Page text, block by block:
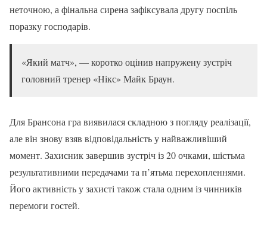
неточною, а фінальна сирена зафіксувала другу поспіль
поразку господарів.
«Який матч», — коротко оцінив напружену зустріч
головний тренер «Нікс» Майк Браун.
Для Брансона гра виявилася складною з погляду реалізації,
але він знову взяв відповідальність у найважливіший
момент. Захисник завершив зустріч із 20 очками, шістьма
результативними передачами та п’ятьма перехопленнями.
Його активність у захисті також стала одним із чинників
перемоги гостей.